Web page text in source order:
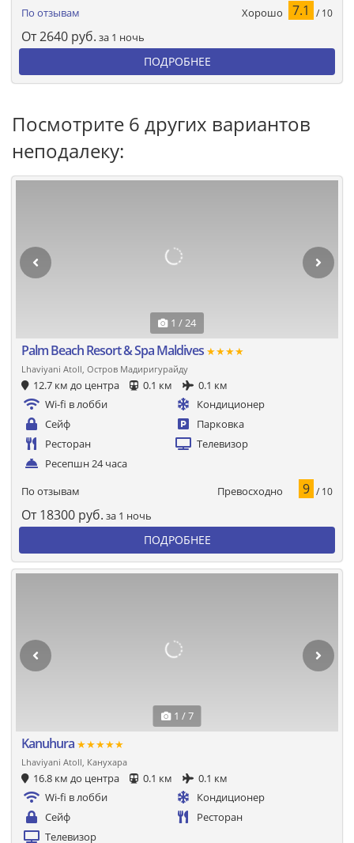
По отзывам
Хорошо 7.1 / 10
От2640 руб. за 1 ночь
ПОДРОБНЕЕ
Посмотрите 6 других вариантов
неподалеку:
1 / 24
Palm Beach Resort & Spa Maldives ★★★★
Lhaviyani Atoll, Остров Мадиригурайду
12.7 км до центра 0.1 км
0.1 км
Wi-fi в лобби
Кондиционер
Сейф
Парковка
Ресторан
Телевизор
Ресепшн 24 часа
По отзывам Превосходно 9 / 10
От 18300 руб. за 1 ночь
ПОДРОБНЕЕ
1 / 7
Kanuhura ★★★★★
Lhaviyani Atoll, Канухара
16.8 км до центра 0.1 км
0.1 км
Wi-fi в лобби
Кондиционер
Сейф
Ресторан
Телевизор